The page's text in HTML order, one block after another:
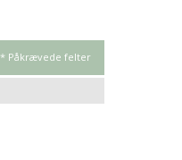
* Påkrævede felter